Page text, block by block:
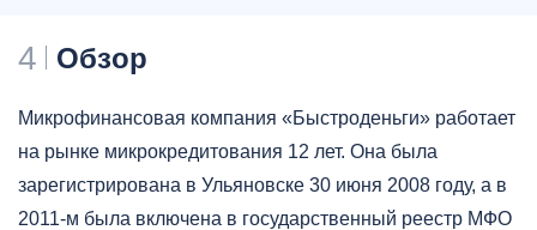
4 Обзор
Микрофинансовая компания «Быстроденьги» работает
на рынке микрокредитования 12 лет. Она была
зарегистрирована в Ульяновске 30 июня 2008 году, а в
2011-м была включена в государственный реестр МФО